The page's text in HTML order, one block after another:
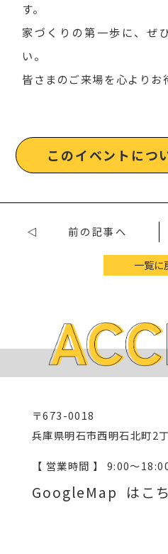
す。
家づくりの第一歩に、ぜ
い。
皆さまのご来場を心よりお
このイベントにつ
前の記事へ
一覧に
〒673-0018
兵庫県明石市西明石北町2
【 営業時間 】 9:00～
GoogleMap はこ